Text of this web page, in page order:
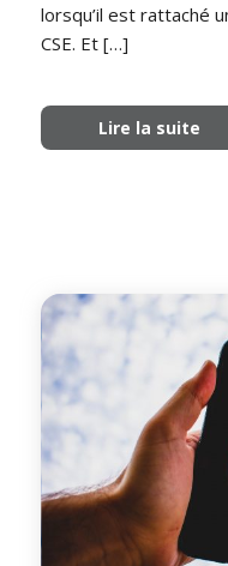
lorsqu’il est rattaché
CSE. Et […]
Lire la suite